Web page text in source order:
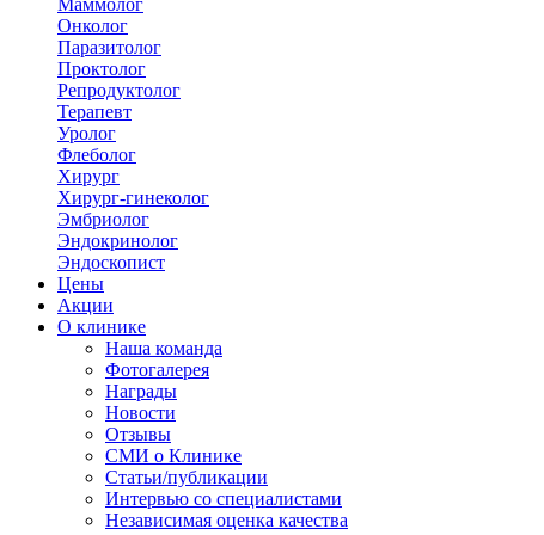
Маммолог
Онколог
Паразитолог
Проктолог
Репродуктолог
Терапевт
Уролог
Флеболог
Хирург
Хирург-гинеколог
Эмбриолог
Эндокринолог
Эндоскопист
Цены
Акции
О клинике
Наша команда
Фотогалерея
Награды
Новости
Отзывы
СМИ о Клинике
Статьи/публикации
Интервью со специалистами
Независимая оценка качества